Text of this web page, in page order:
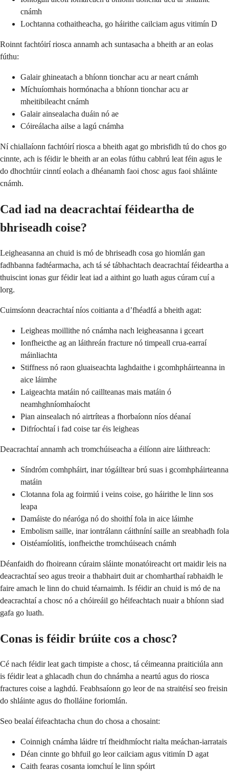
cnámh
Lochtanna cothaitheacha, go háirithe cailciam agus vitimín D
Roinnt fachtóirí riosca annamh ach suntasacha a bheith ar an eolas
fúthu:
Galair ghineatach a bhíonn tionchar acu ar neart cnámh
Míchuíomhais hormónacha a bhíonn tionchar acu ar
mheitibileacht cnámh
Galair ainsealacha duáin nó ae
Cóireálacha ailse a lagú cnámha
Ní chiallaíonn fachtóirí riosca a bheith agat go mbrisfidh tú do chos go
cinnte, ach is féidir le bheith ar an eolas fúthu cabhrú leat féin agus le
do dhochtúir cinntí eolach a dhéanamh faoi chosc agus faoi shláinte
cnámh.
Cad iad na deacrachtaí féideartha de
bhriseadh coise?
Leigheasanna an chuid is mó de bhriseadh cosa go hiomlán gan
fadhbanna fadtéarmacha, ach tá sé tábhachtach deacrachtaí féideartha a
thuiscint ionas gur féidir leat iad a aithint go luath agus cúram cuí a
lorg.
Cuimsíonn deacrachtaí níos coitianta a d’fhéadfá a bheith agat:
Leigheas moillithe nó cnámha nach leigheasanna i gceart
Ionfheicthe ag an láithreán fracture nó timpeall crua-earraí
máinliachta
Stiffness nó raon gluaiseachta laghdaithe i gcomhpháirteanna in
aice láimhe
Laigeachta matáin nó caillteanas mais matáin ó
neamhghníomhaíocht
Pian ainsealach nó airtríteas a fhorbaíonn níos déanaí
Difríochtaí i fad coise tar éis leigheas
Deacrachtaí annamh ach tromchúiseacha a éilíonn aire láithreach:
Síndróm comhpháirt, inar tógáiltear brú suas i gcomhpháirteanna
matáin
Clotanna fola ag foirmiú i veins coise, go háirithe le linn sos
leapa
Damáiste do néaróga nó do shoithí fola in aice láimhe
Embolism saille, inar iontrálann cáithníní saille an sreabhadh fola
Oistéamíolitís, ionfheicthe tromchúiseach cnámh
Déanfaidh do fhoireann cúraim sláinte monatóireacht ort maidir leis na
deacrachtaí seo agus treoir a thabhairt duit ar chomharthaí rabhaidh le
faire amach le linn do chuid téarnaimh. Is féidir an chuid is mó de na
deacrachtaí a chosc nó a chóireáil go héifeachtach nuair a bhíonn siad
gafa go luath.
Conas is féidir brúite cos a chosc?
Cé nach féidir leat gach timpiste a chosc, tá céimeanna praiticiúla ann
is féidir leat a ghlacadh chun do chnámha a neartú agus do riosca
fractures coise a laghdú. Feabhsaíonn go leor de na straitéisí seo freisin
do shláinte agus do fholláine foriomlán.
Seo bealaí éifeachtacha chun do chosa a chosaint:
Coinnigh cnámha láidre trí fheidhmíocht rialta meáchan-iarratais
Déan cinnte go bhfuil go leor cailciam agus vitimín D agat
Caith fearas cosanta iomchuí le linn spóirt